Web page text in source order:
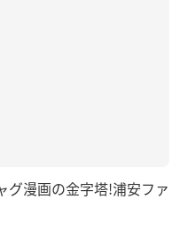
グ漫画の金字塔!浦安ファ